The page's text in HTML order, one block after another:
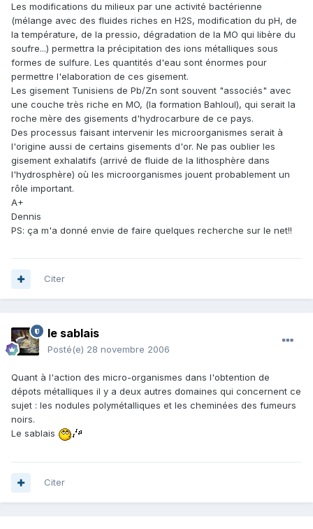
Les modifications du milieux par une activité bactérienne
(mélange avec des fluides riches en H2S, modification du pH, de
la température, de la pressio, dégradation de la MO qui libère du
soufre...) permettra la précipitation des ions métalliques sous
formes de sulfure. Les quantités d'eau sont énormes pour
permettre l'elaboration de ces gisement.
Les gisement Tunisiens de Pb/Zn sont souvent "associés" avec
une couche très riche en MO, (la formation Bahloul), qui serait la
roche mère des gisements d'hydrocarbure de ce pays.
Des processus faisant intervenir les microorganismes serait à
l'origine aussi de certains gisements d'or. Ne pas oublier les
gisement exhalatifs (arrivé de fluide de la lithosphère dans
l'hydrosphère) où les microorganismes jouent probablement un
rôle important.
A+
Dennis
PS: ça m'a donné envie de faire quelques recherche sur le net!!
Citer
le sablais
Posté(e) 28 novembre 2006
Quant à l'action des micro-organismes dans l'obtention de
dépots métalliques il y a deux autres domaines qui concernent ce
sujet : les nodules polymétalliques et les cheminées des fumeurs
noirs.
Le sablais
Citer